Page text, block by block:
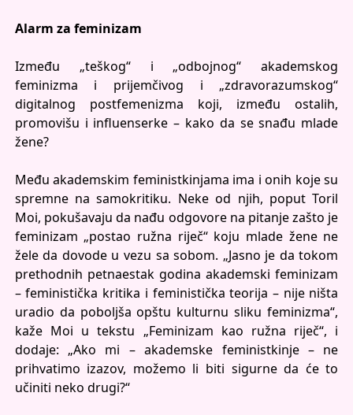
Alarm za feminizam
Između „teškog“ i „odbojnog“ akademskog
feminizma i prijemčivog i „zdravorazumskog“
digitalnog postfemenizma koji, između ostalih,
promovišu i influenserke – kako da se snađu mlade
žene?
Među akademskim feministkinjama ima i onih koje su
spremne na samokritiku. Neke od njih, poput Toril
Moi, pokušavaju da nađu odgovore na pitanje zašto je
feminizam „postao ružna riječ“ koju mlade žene ne
žele da dovode u vezu sa sobom. „Jasno je da tokom
prethodnih petnaestak godina akademski feminizam
– feministička kritika i feministička teorija – nije ništa
uradio da poboljša opštu kulturnu sliku feminizma“,
kaže Moi u tekstu „Feminizam kao ružna riječ“, i
dodaje: „Ako mi – akademske feministkinje – ne
prihvatimo izazov, možemo li biti sigurne da će to
učiniti neko drugi?“